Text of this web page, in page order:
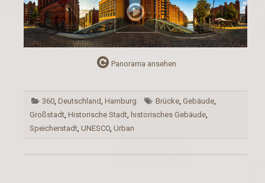
Panorama ansehen
360 ,Deutschland ,Hamburg Brücke, Gebäude,
Großstadt Historische Stadt historisches Gebäude
Speicherstadt UNESCO Urban